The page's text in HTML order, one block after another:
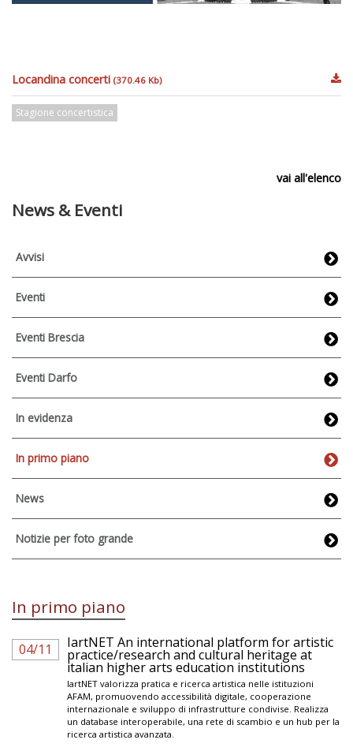
Locandina concerti (370.46 Kb)
Stagione concertistica
vai all'elenco
News & Eventi
Avvisi
Eventi
Eventi Brescia
Eventi Darfo
In evidenza
In primo piano
News
Notizie per foto grande
In primo piano
04/11 IartNET An international platform for artistic
practice/research and cultural heritage at
italian higher arts education institutions
IartNET valorizza pratica e ricerca artistica nelle istituzioni
AFAM, promuovendo accessibilità digitale, cooperazione
internazionale e sviluppo di infrastrutture condivise. Realizza
un database interoperabile, una rete di scambio e un hub per la
ricerca artistica avanzata.